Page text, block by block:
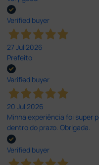
Verified buyer
27 Jul 2026
Prefeito
Verified buyer
20 Jul 2026
Minha experiência foi super
dentro do prazo. Obrigada.
Verified buyer